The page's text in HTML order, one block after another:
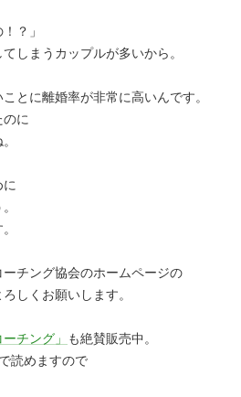
？」
しまうカップルが多いから。
とに離婚率が非常に高いんです。
に
チング協会のホームページの
しくお願いします。
ーチング」
も絶賛販売中。
読めますので